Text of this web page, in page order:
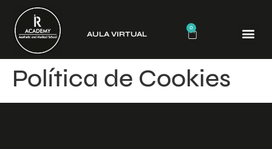
AULA VIRTUAL
0
Política de Cookies